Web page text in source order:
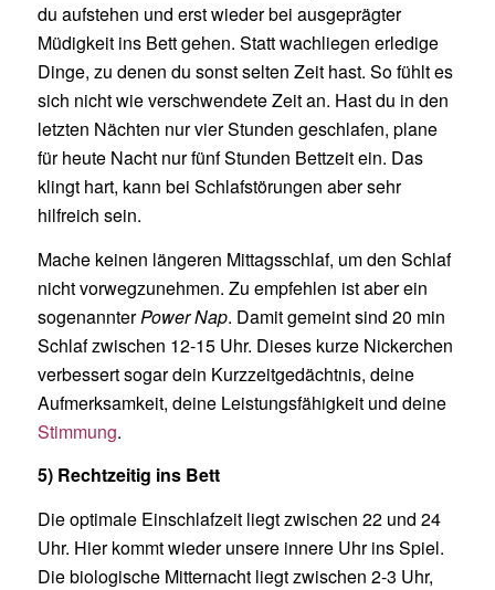
du aufstehen und erst wieder bei ausgeprägter
Müdigkeit ins Bett gehen. Statt wachliegen erledige
Dinge, zu denen du sonst selten Zeit hast. So fühlt es
sich nicht wie verschwendete Zeit an. Hast du in den
letzten Nächten nur vier Stunden geschlafen, plane
für heute Nacht nur fünf Stunden Bettzeit ein. Das
klingt hart, kann bei Schlafstörungen aber sehr
hilfreich sein.
Mache keinen längeren Mittagsschlaf, um den Schlaf
nicht vorwegzunehmen. Zu empfehlen ist aber ein
sogenannterPower Nap. Damit gemeint sind 20 min
Schlaf zwischen 12-15 Uhr. Dieses kurze Nickerchen
verbessert sogar dein Kurzzeitgedächtnis, deine
Aufmerksamkeit, deine Leistungsfähigkeit und deine
Stimmung.
5) Rechtzeitig ins Bett
Die optimale Einschlafzeit liegt zwischen 22 und 24
Uhr. Hier kommt wieder unsere innere Uhr ins Spiel.
Die biologische Mitternacht liegt zwischen 2-3 Uhr,